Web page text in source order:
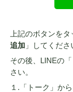
上記のボタンを
追加 」してくださ
その後、LINEの「
さい。
１.「トーク」か